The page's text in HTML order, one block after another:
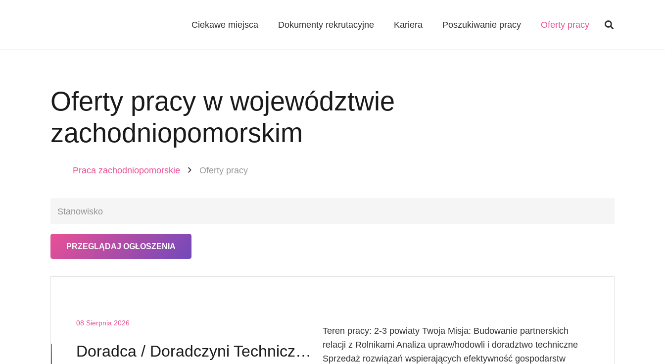
Ciekawe miejsca Dokumenty rekrutacyjne Kariera Poszukiwanie pracy Oferty pracy
Oferty pracy w województwie
zachodniopomorskim
Praca zachodniopomorskie Oferty pracy
08 Sierpnia 2026
Doradca / Doradczyni Techniczno-Handlowa
Teren pracy: 2-3 powiaty Twoja Misja: Budowanie partnerskich
relacji z Rolnikami Analiza upraw/hodowli i doradztwo techniczne
Sprzedaż rozwiązań wspierających efektywność gospodarstw